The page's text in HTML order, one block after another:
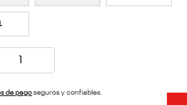
de pagoseguros y confiables.